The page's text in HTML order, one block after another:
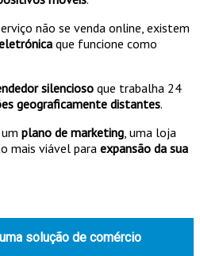
não se venda online, existem
que funcione como
silencioso que trabalha 24
geograficamente distantes.
plano de marketing, uma loja
mais viável para expansão da sua
solução de comércio